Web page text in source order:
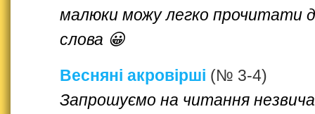
малюки можу легко прочитати
слова 😀
Весняні акровірші (№ 3-4)
Запрошуємо на читання